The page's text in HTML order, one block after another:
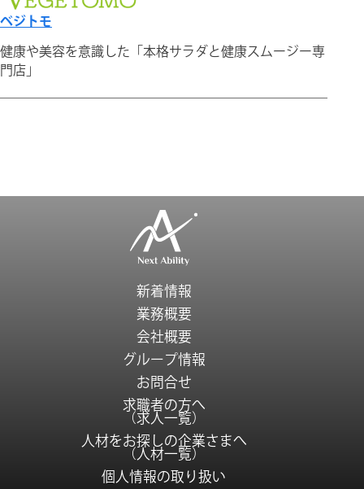
ベジトモ
健康や美容を意識した「本格サラダと健康スムージー専
門店」
新着情報
業務概要
会社概要
グループ情報
お問合せ
求職者の方へ
（求人一覧）
人材をお探しの企業さまへ
（人材一覧）
個人情報の取り扱い